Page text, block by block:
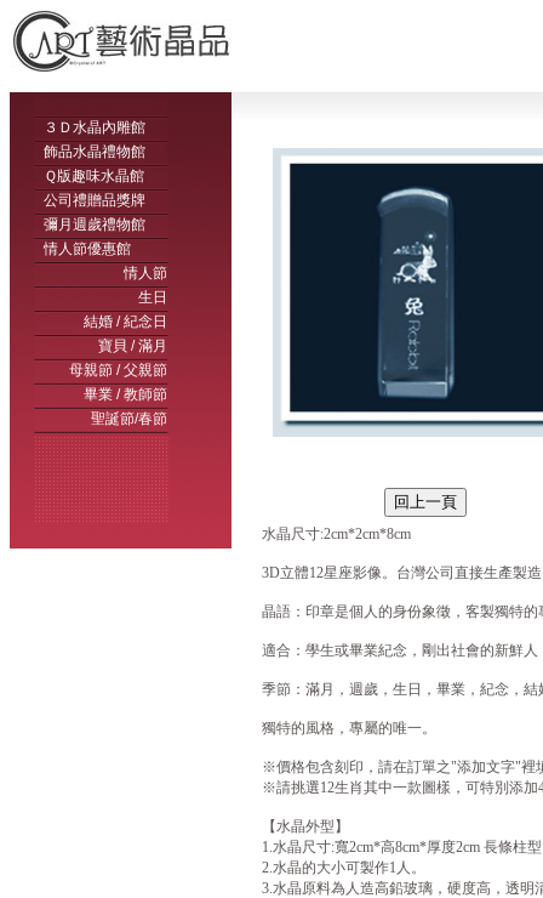
３Ｄ水晶內雕館
飾品水晶禮物館
Ｑ版趣味水晶館
公司禮贈品獎牌
彌月週歲禮物館
情人節優惠館
情人節
生日
結婚 / 紀念日
寶貝 / 滿月
母親節 / 父親節
畢業 / 教師節
聖誕節/春節
水晶尺寸:2cm*2cm*8cm
3D立體12星座影像。台灣公司直接生產製
晶語：印章是個人的身份象徵，客製獨特的
適合：學生或畢業紀念，剛出社會的新鮮
季節：滿月，週歲，生日，畢業，紀念，
獨特的風格，專屬的唯一。
※價格包含刻印，請在訂單之"添加文字"裡
※請挑選12生肖其中一款圖樣，可特別添加
【水晶外型】
1.水晶尺寸:寬2cm*高8cm*厚度2cm 長條柱型
2.水晶的大小可製作1人。
3.水晶原料為人造高鉛玻璃，硬度高，透明